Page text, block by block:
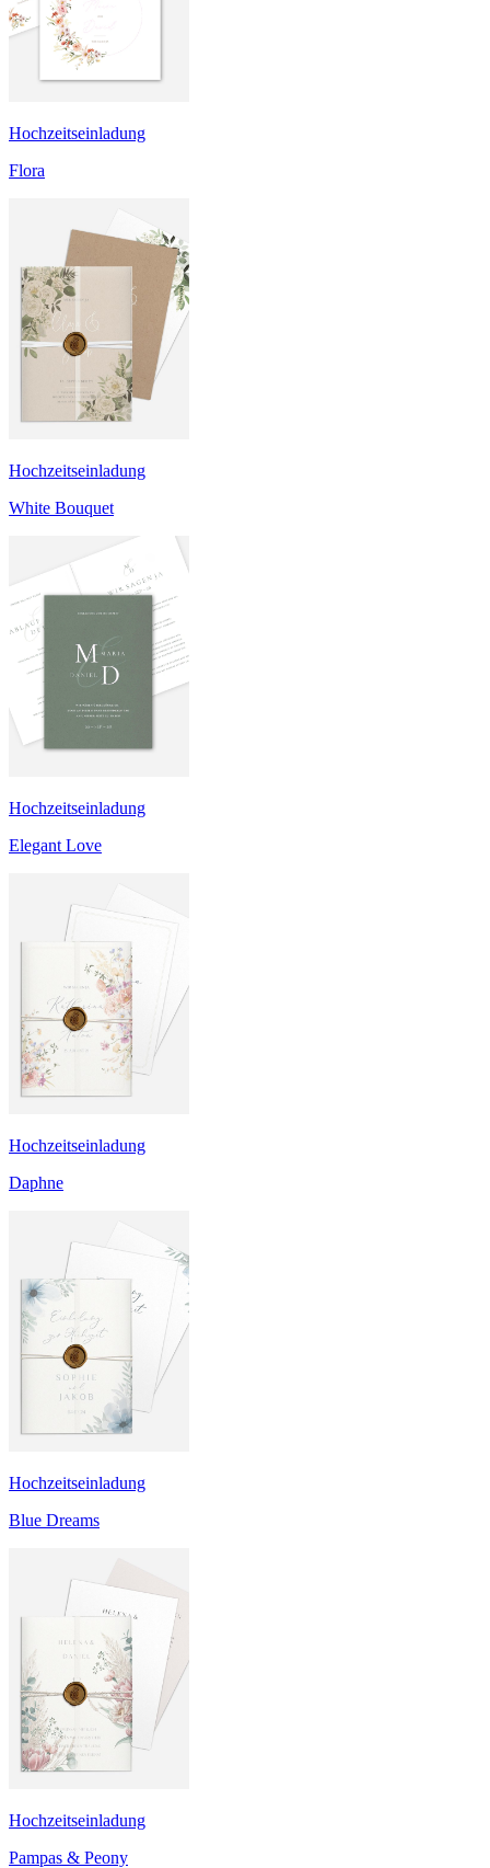
Hochzeitseinladung
Flora
Hochzeitseinladung
White Bouquet
Hochzeitseinladung
Elegant Love
Hochzeitseinladung
Daphne
Hochzeitseinladung
Blue Dreams
Hochzeitseinladung
Pampas & Peony